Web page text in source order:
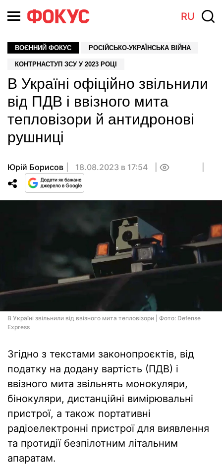
RU
ВОЄННИЙ ФОКУС РОСІЙСЬКО-УКРАЇНСЬКА ВІЙНА
КОНТРНАСТУП ЗСУ У 2023 РОЦІ
В Україні офіційно звільнили
від ПДВ і ввізного мита
тепловізори й антидронові
рушниці
Юрій Борисов 18.08.2023 в 17:54
В Україні звільнили від ввізного мита тепловізори | Фото: Defense
Express
Згідно з текстами законопроєктів, від
податку на додану вартість (ПДВ) і
ввізного мита звільнять монокуляри,
бінокуляри, дистанційні вимірювальні
пристрої, а також портативні
радіоелектронні пристрої для виявлення
та протидії безпілотним літальним
апаратам.